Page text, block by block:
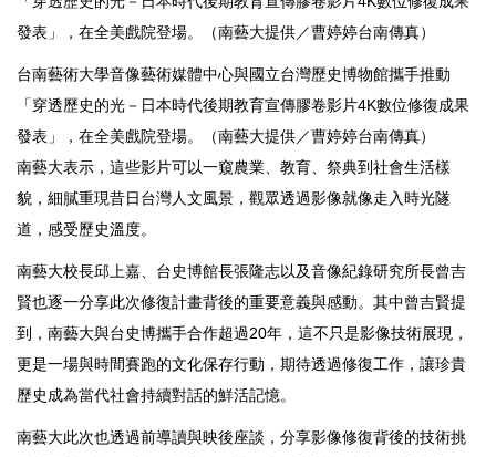
台南藝術大學音像藝術媒體中心與國立台灣歷史博物館攜手推動
「穿透歷史的光－日本時代後期教育宣傳膠卷影片4K數位修復成果
發表」，在全美戲院登場。（南藝大提供／曹婷婷台南傳真）
南藝大表示，這些影片可以一窺農業、教育、祭典到社會生活樣
貌，細膩重現昔日台灣人文風景，觀眾透過影像就像走入時光隧
道，感受歷史溫度。
南藝大校長邱上嘉、台史博館長張隆志以及音像紀錄研究所長曾吉
賢也逐一分享此次修復計畫背後的重要意義與感動。其中曾吉賢提
到，南藝大與台史博攜手合作超過20年，這不只是影像技術展現，
更是一場與時間賽跑的文化保存行動，期待透過修復工作，讓珍貴
歷史成為當代社會持續對話的鮮活記憶。
南藝大此次也透過前導讀與映後座談，分享影像修復背後的技術挑